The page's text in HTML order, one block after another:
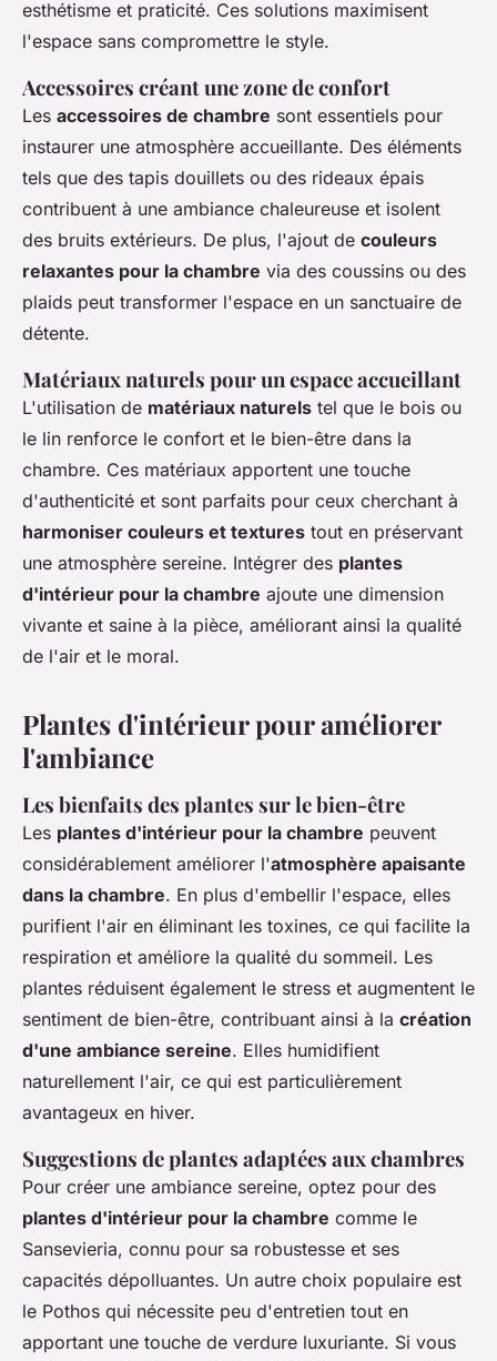
esthétisme et praticité. Ces solutions maximisent
l'espace sans compromettre le style.
Accessoires créant une zone de confort
Les accessoires de chambre sont essentiels pour
instaurer une atmosphère accueillante. Des éléments
tels que des tapis douillets ou des rideaux épais
contribuent à une ambiance chaleureuse et isolent
des bruits extérieurs. De plus, l'ajout de couleurs
relaxantes pour la chambre via des coussins ou des
plaids peut transformer l'espace en un sanctuaire de
détente.
Matériaux naturels pour un espace accueillant
L'utilisation de matériaux naturels tel que le bois ou
le lin renforce le confort et le bien-être dans la
chambre. Ces matériaux apportent une touche
d'authenticité et sont parfaits pour ceux cherchant à
harmoniser couleurs et textures tout en préservant
une atmosphère sereine. Intégrer des plantes
d'intérieur pour la chambre ajoute une dimension
vivante et saine à la pièce, améliorant ainsi la qualité
de l'air et le moral.
Plantes d'intérieur pour améliorer
l'ambiance
Les bienfaits des plantes sur le bien-être
Les plantes d'intérieur pour la chambre peuvent
considérablement améliorer l'atmosphère apaisante
dans la chambre. En plus d'embellir l'espace, elles
purifient l'air en éliminant les toxines, ce qui facilite la
respiration et améliore la qualité du sommeil. Les
plantes réduisent également le stress et augmentent le
sentiment de bien-être, contribuant ainsi à la création
d'une ambiance sereine. Elles humidifient
naturellement l'air, ce qui est particulièrement
avantageux en hiver.
Suggestions de plantes adaptées aux chambres
Pour créer une ambiance sereine, optez pour des
plantes d'intérieur pour la chambre comme le
Sansevieria, connu pour sa robustesse et ses
capacités dépolluantes. Un autre choix populaire est
le Pothos qui nécessite peu d'entretien tout en
apportant une touche de verdure luxuriante. Si vous